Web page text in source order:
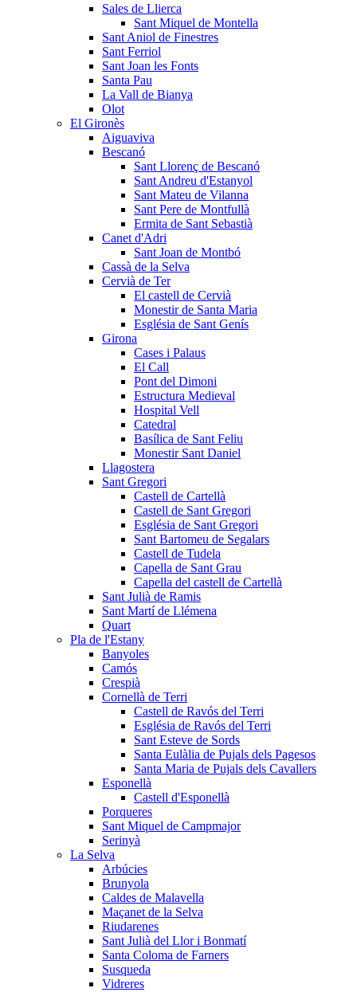
Sales de Llierca
Sant Miquel de Montella
Sant Aniol de Finestres
Sant Ferriol
Sant Joan les Fonts
Santa Pau
La Vall de Bianya
Olot
El Gironès
Aiguaviva
Bescanó
Sant Llorenç de Bescanó
Sant Andreu d'Estanyol
Sant Mateu de Vilanna
Sant Pere de Montfullà
Ermita de Sant Sebastià
Canet d'Adri
Sant Joan de Montbó
Cassà de la Selva
Cervià de Ter
El castell de Cervià
Monestir de Santa Maria
Església de Sant Genís
Girona
Cases i Palaus
El Call
Pont del Dimoni
Estructura Medieval
Hospital Vell
Catedral
Basílica de Sant Feliu
Monestir Sant Daniel
Llagostera
Sant Gregori
Castell de Cartellà
Castell de Sant Gregori
Església de Sant Gregori
Sant Bartomeu de Segalars
Castell de Tudela
Capella de Sant Grau
Capella del castell de Cartellà
Sant Julià de Ramis
Sant Martí de Llémena
Quart
Pla de l'Estany
Banyoles
Camós
Crespià
Cornellà de Terri
Castell de Ravós del Terri
Església de Ravós del Terri
Sant Esteve de Sords
Santa Eulàlia de Pujals dels Pagesos
Santa Maria de Pujals dels Cavallers
Esponellà
Castell d'Esponellà
Porqueres
Sant Miquel de Campmajor
Serinyà
La Selva
Arbúcies
Brunyola
Caldes de Malavella
Maçanet de la Selva
Riudarenes
Sant Julià del Llor i Bonmatí
Santa Coloma de Farners
Susqueda
Vidreres